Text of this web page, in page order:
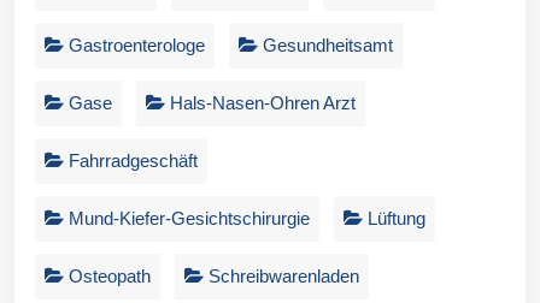
Gastroenterologe Gesundheitsamt
Gase Hals-Nasen-Ohren Arzt
Fahrradgeschäft
Mund-Kiefer-Gesichtschirurgie Lüftung
Osteopath Schreibwarenladen